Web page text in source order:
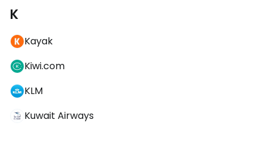
K
Kayak
Kiwi.com
KLM
Kuwait Airways